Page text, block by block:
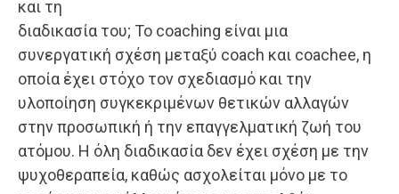
και τη
διαδικασία του; Το coaching είναι μια
συνεργατική σχέση μεταξύ coach και coachee, η
οποία έχει στόχο τον σχεδιασμό και την
υλοποίηση συγκεκριμένων θετικών αλλαγών
στην προσωπική ή την επαγγελματική ζωή του
ατόμου. Η όλη διαδικασία δεν έχει σχέση με την
ψυχοθεραπεία, καθώς ασχολείται μόνο με το